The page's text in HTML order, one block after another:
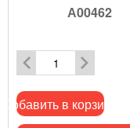
А00462
Добавить в корзину